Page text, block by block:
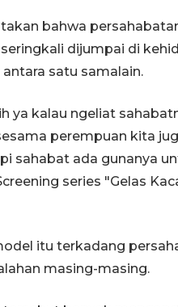
bahwa
dijumpai di
satu samalain.
ya kalau ngeliat
perempuan kita
sahabat ada gunanya
series "Gelas
itu terkadang
masing-masing.